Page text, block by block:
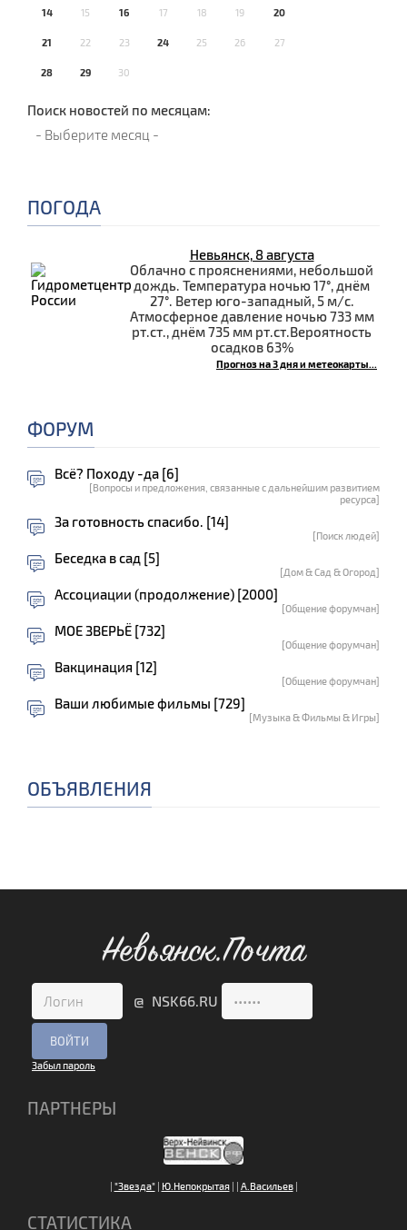
14 15 16 17 18 19 20
21 22 23 24 25 26 27
28 29 30
Поиск новостей по месяцам:
ПОГОДА
Невьянск, 8 августа
Облачно с прояснениями, небольшой
дождь. Температура ночью 17°, днём
27°. Ветер юго-западный, 5 м/с.
Атмосферное давление ночью 733 мм
рт.ст., днём 735 мм рт.ст.Вероятность
осадков 63%
Прогноз на 3 дня и метеокарты...
ФОРУМ
Всё? Походу -да [6]
[Вопросы и предложения, связанные с дальнейшим развитием
ресурса]
За готовность спасибо. [14]
[Поиск людей]
Беседка в сад [5]
[Дом & Сад & Огород]
Ассоциации (продолжение) [2000]
[Общение форумчан]
МОЕ ЗВЕРЬЁ [732]
[Общение форумчан]
Вакцинация [12]
[Общение форумчан]
Ваши любимые фильмы [729]
[Музыка & Фильмы & Игры]
ОБЪЯВЛЕНИЯ
Невьянск.Почта
@ NSK66.RU
Забыл пароль
ПАРТНЕРЫ
| "Звезда"| Ю.Непокрытая| | А.Васильев|
СТАТИСТИКА